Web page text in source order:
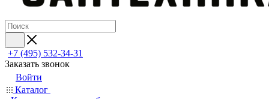
+7 (495) 532‑34‑31
Заказать звонок
Войти
Каталог